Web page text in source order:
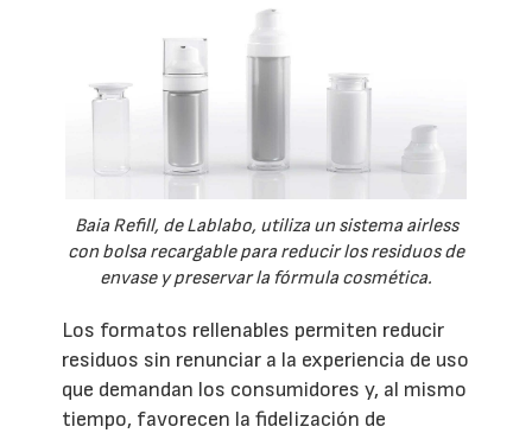
Baia Refill, de Lablabo, utiliza un sistema airless
con bolsa recargable para reducir los residuos de
envase y preservar la fórmula cosmética.
Los formatos rellenables permiten reducir
residuos sin renunciar a la experiencia de uso
que demandan los consumidores y, al mismo
tiempo, favorecen la fidelización de